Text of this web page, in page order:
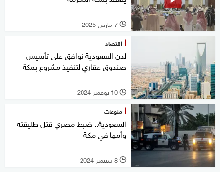
l 7 مارس 2025
اقتصاد
لدن السعودية توافق على تأسيس
صندوق عقاري لتنفيذ مشروع بمكة
l 10 نوفمبر 2024
منوعات
السعودية.. ضبط مصري قتل طليقته
وأمها في مكة
l 8 سبتمبر 2024